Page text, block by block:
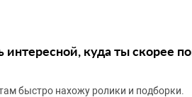
интересной, куда ты скорее
быстро нахожу ролики и подборки.